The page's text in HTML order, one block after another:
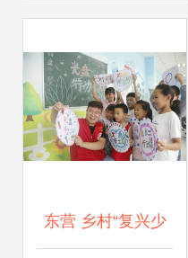
手”教育文化主题活
动策划纪实
东营 乡村“复兴少